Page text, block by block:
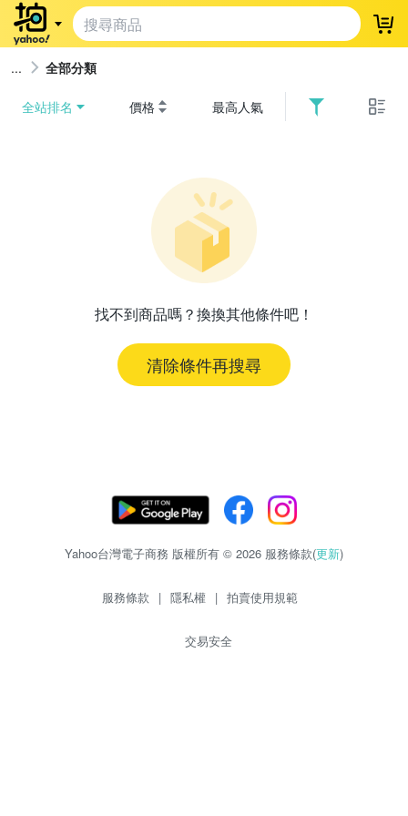
登
全部分類
全站排名 價格 最高人氣
找不到商品嗎？換換其他條件吧！
清除條件再搜尋
Yahoo台灣電子商務 版權所有 © 2026 服務條款(更新)
服務條款 | 隱私權 | 拍賣使用規範
交易安全